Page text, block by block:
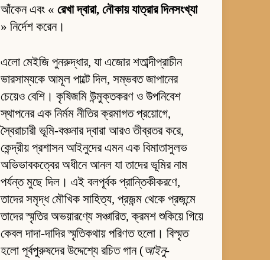
আঁকেন এবং «রেখা দ্বারা, নৌকায় যাত্রার দিনসংখ্যা
» নির্দেশ করেন।
এলো মেইজি পুনরুদ্ধার, যা এজোর শতাব্দীপ্রাচীন
ভারসাম্যকে আমূল পাল্টে দিল, সম্ভবত জাপানের
চেয়েও বেশি। কৃষিজমি উন্মুক্তকরণ ও উপনিবেশ
স্থাপনের এক নির্মম নীতির ক্রমাগত প্রয়োগে,
স্বৈরাচারী ভূমি-বঞ্চনার দ্বারা আরও তীব্রতর করে,
কেন্দ্রীয় প্রশাসন আইনুদের এমন এক বিমাতাসুলভ
অভিভাবকত্বের অধীনে আনল যা তাদের ভূমির নাম
পর্যন্ত মুছে দিল। এই বলপূর্বক প্রান্তিকীকরণে,
তাদের সমৃদ্ধ মৌখিক সাহিত্য, প্রজন্ম থেকে প্রজন্মে
তাদের স্মৃতির অভয়ারণ্যে সঞ্চারিত, ক্রমশ শুকিয়ে গিয়ে
কেবল দাদা-দাদির স্মৃতিকথায় পরিণত হলো। বিস্মৃত
হলো পূর্বপুরুষদের উদ্দেশ্যে রচিত গান (আইনু-